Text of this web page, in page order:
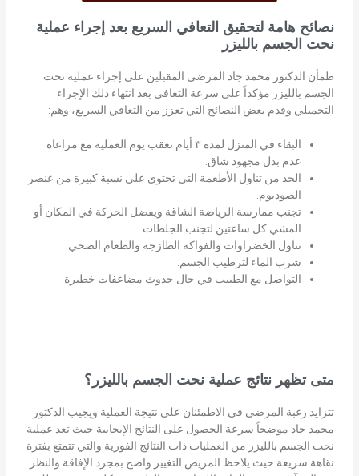
نصائح هامة لتحقيق التعافي السريع بعد إجراء عملية
نحت الجسم بالليزر
طمأن الدكتور محمد جاد المرضى المقبلين على إجراء عملية نحت
الجسم بالليزر مؤكداً على سرعة التعافي بعد انتهاء ذلك الإجراء
التجميلي وقدم بعض النصائح التي تعزز من التعافي السريع، وهم:
البقاء في المنزل لمدة ٣ أيام تعقب يوم العملية مع مراعاة
عدم بذل مجهود شاق.
الحد من تناول الأطعمة التي تحتوي على نسبة كبيرة من عنصر
الصوديوم.
تجنب ممارسة الرياضة الشاقة ويفضل الحركة في المكان أو
المشي كل ساعتين لتجنب الجلطات.
تناول الخضراوات والفواكه الطازجة والطعام الصحي.
شرب الماء لترطيب الجسم.
التواصل مع الطبيب في حال حدوث مضاعفات خطيرة.
متى تظهر نتائج عملية نحت الجسم بالليزر؟
تتزايد رغبة المرضى في الاطمئنان على نتيجة العملية ويجيب الدكتور
محمد جاد موضحاً سرعة الحصول على النتائج الإيجابية حيث تعد عملية
نحت الجسم بالليزر من العمليات ذات النتائج الفورية والتي تتمتع بفترة
نقاهة سريعة حيث يلاحظ المريض التغيير واضح بمجرد الإفاقة والنظر